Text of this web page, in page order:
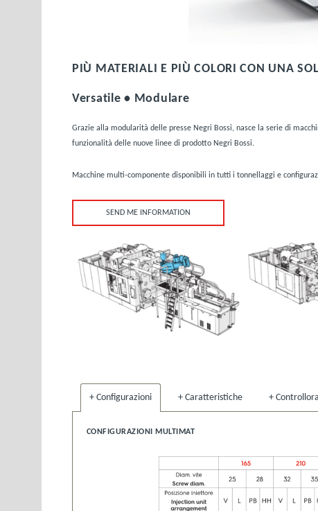
PIÙ MATERIALI E PIÙ COLORI CON UNA
Versatile • Modulare
Grazie alla modularità delle presse Negri Bossi, nasce la serie di
funzionalità delle nuove linee di prodotto Negri Bossi.
Macchine multi-componente disponibili in tutti i tonnellaggi e
SEND ME INFORMATION
Configurazioni Caratteristiche Controllora
CONFIGURAZIONI MULTIMAT